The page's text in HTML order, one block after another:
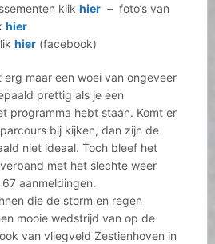
klik hier– foto’s van
hier
hier(facebook)
erg maar een woei van ongeveer
prettig als je een
programma hebt staan. Komt er
bij kijken, dan zijn de
niet ideaal. Toch bleef het
met het slechte weer
aanmeldingen.
die de storm en regen
mooie wedstrijd van op de
van vliegveld Zestienhoven in